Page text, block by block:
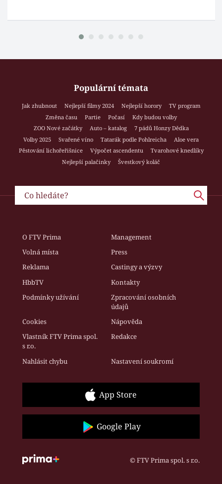
Populární témata
Jak zhubnout Nejlepší filmy 2024 Nejlepší horory
TV program
Změna času
Partie Počasí
Kdy budou volby
ZOO Nové začátky
Auto – katalog
7 pádů Honzy Dědka
Volby 2025
Svařené víno Tatarák podle Pohlreicha
Aloe vera
Pěstování lichořeřišnice
Výpočet ascendentu
Tvarohové knedlíky
Nejlepší palačinky
Švestkový koláč
O FTV Prima
Management
Volná místa
Press
Reklama
Castingy a výzvy
HbbTV
Kontakty
Podmínky užívání
Zpracování osobních
údajů
Cookies
Nápověda
Vlastník FTV Prima spol.
s r.o.
Redakce
Nahlásit chybu Nastavení soukromí
App Store
Google Play
© FTV Prima spol. s r.o.